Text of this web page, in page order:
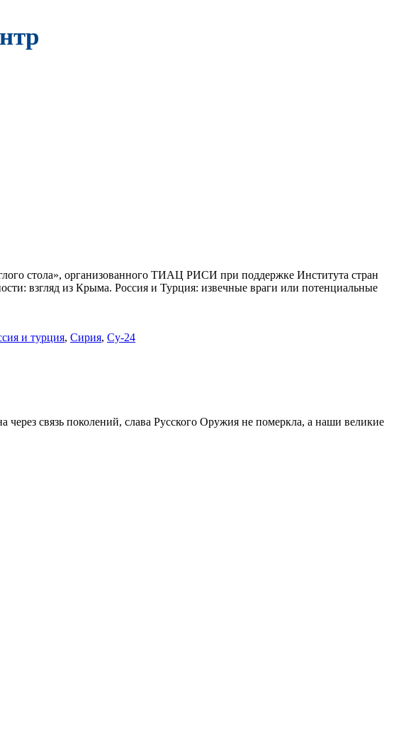
стола», организованного ТИАЦ РИСИ при поддержке Института стран
взгляд из Крыма. Россия и Турция: извечные враги или потенциальные
и турция, Сирия, Су-24
связь поколений, слава Русского Оружия не померкла, а наши великие